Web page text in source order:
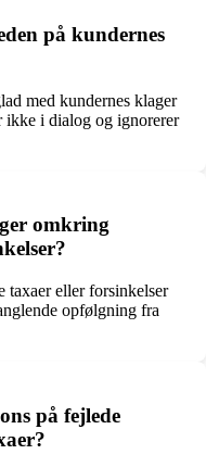
på kundernes
med kundernes klager
ikke i dialog og ignorerer
omkring
taxaer eller forsinkelser
opfølgning fra
på fejlede